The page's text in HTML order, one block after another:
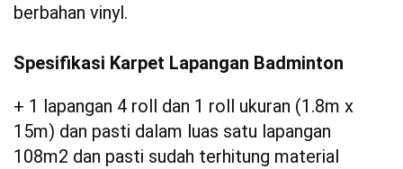
berbahan vinyl.
Spesifikasi Karpet Lapangan Badminton
+ 1 lapangan 4 roll dan 1 roll ukuran (1.8m x
15m) dan pasti dalam luas satu lapangan
108m2 dan pasti sudah terhitung material